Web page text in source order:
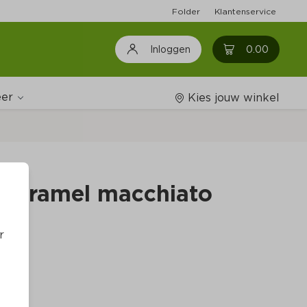
Folder Klantenservice
Inloggen 0.00 0
Kies jouw winkel
macchiato